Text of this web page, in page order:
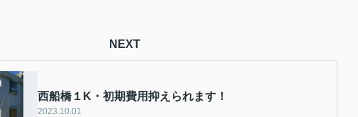
NEXT
西船橋１K・初期費用抑えられます！
2023.10.01